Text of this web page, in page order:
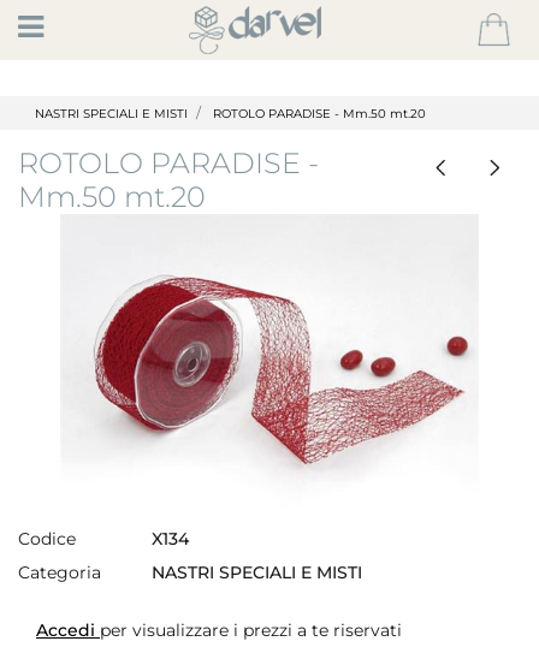
Open
NASTRI SPECIALI E MISTI ROTOLO PARADISE - Mm.50 mt.20
ROTOLO PARADISE -
Mm.50 mt.20
Codice
X134
Categoria
NASTRI SPECIALI E MISTI
Accedi per visualizzare i prezzi a te riservati